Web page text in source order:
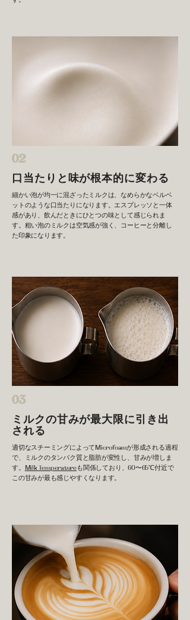
02
口当たりと味が根本的に変わる
細かい泡が均一に混ざったミルクは、なめらかなベルベ
ットのような口当たりになります。エスプレッソと一体
感があり、飲んだときにひとつの味として感じられま
す。粗い泡のミルクは空気感が強く、コーヒーと分離し
た印象になります。
03
ミルクの甘みが最大限に引き出
される
適切なスチーミングによってMicrofoamが形成される過程
で、ミルクのタンパク質と脂肪が変性し、甘みが増しま
す。
Milk Temperatureも関係しており、60〜65℃付近で
この甘みが最も感じやすくなります。